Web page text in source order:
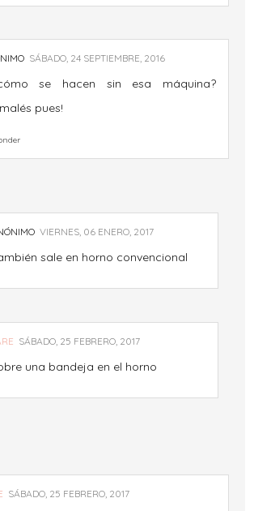
SÁBADO, 24 SEPTIEMBRE, 2016
se hacen sin esa máquina?
pues!
VIERNES, 06 ENERO, 2017
sale en horno convencional
SÁBADO, 25 FEBRERO, 2017
una bandeja en el horno
SÁBADO, 25 FEBRERO, 2017